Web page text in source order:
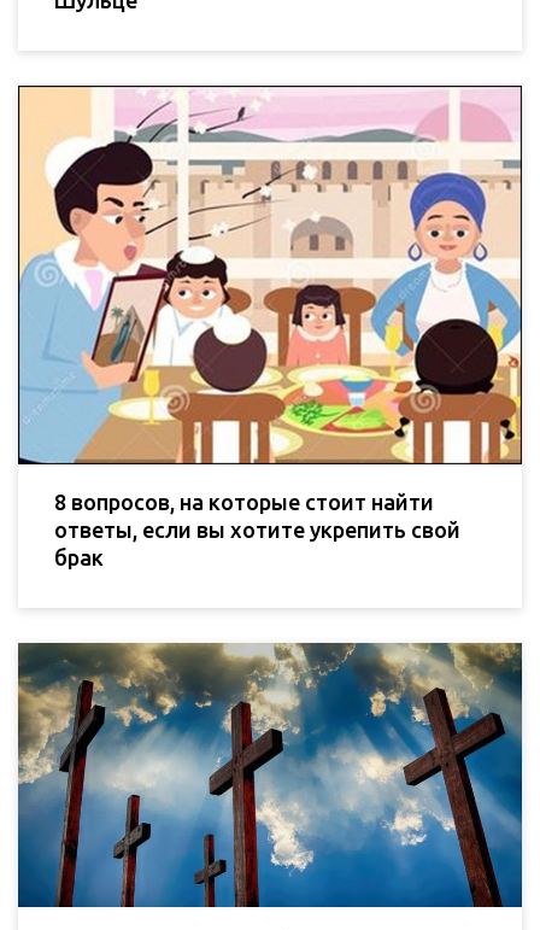
8 вопросов, на которые стоит найти
ответы, если вы хотите укрепить свой
брак